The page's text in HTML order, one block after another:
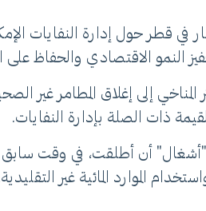
في قطر حول إدارة النفايات
النمو الاقتصادي والحفاظ على
ذات الصلة بإدارة النفايات.
أن أطلقت، في وقت سابق
واستخدام الموارد المائية غير